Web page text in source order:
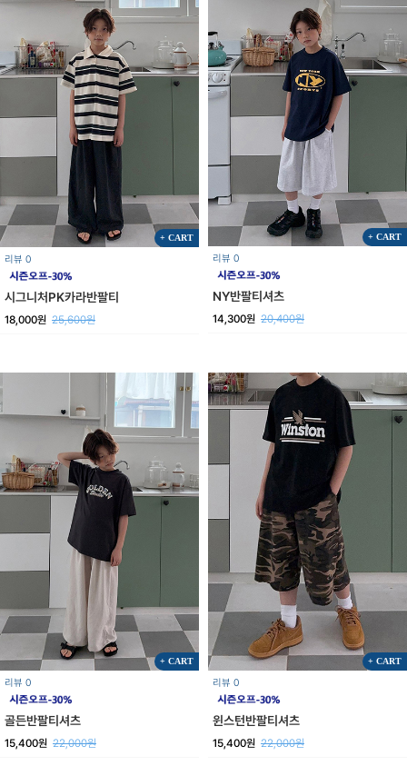
+ CART
리뷰 0
시그니처PK카라반팔티
18,000원 25,600원
+ CART
리뷰 0
NY반팔티셔츠
14,300원 20,400원
+ CART
리뷰 0
골든반팔티셔츠
15,400원 22,000원
+ CART
리뷰 0
윈스턴반팔티셔츠
15,400원 22,000원